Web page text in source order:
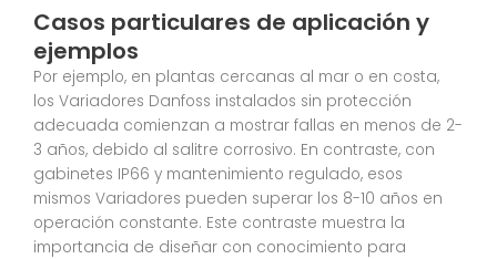
Casos particulares de aplicación y
ejemplos
Por ejemplo, en plantas cercanas al mar o en costa,
los Variadores Danfoss instalados sin protección
adecuada comienzan a mostrar fallas en menos de 2-
3 años, debido al salitre corrosivo. En contraste, con
gabinetes IP66 y mantenimiento regulado, esos
mismos Variadores pueden superar los 8-10 años en
operación constante. Este contraste muestra la
importancia de diseñar con conocimiento para